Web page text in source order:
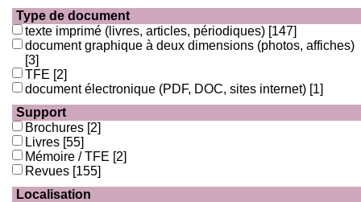
Type de document
texte imprimé (livres, articles, périodiques) [147]
document graphique à deux dimensions (photos, affiches)
[3]
TFE [2]
document électronique (PDF, DOC, sites internet) [1]
Support
Brochures [2]
Livres [55]
Mémoire / TFE [2]
Revues [155]
Localisation